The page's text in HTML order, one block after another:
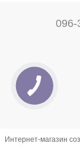
096-
Интернет-магазин